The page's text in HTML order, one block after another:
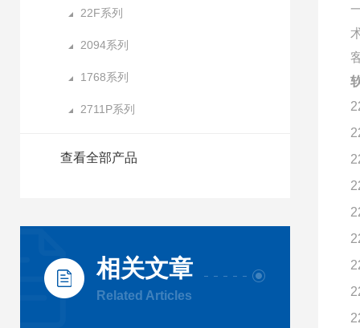
22F系列
2094系列
1768系列
2711P系列
查看全部产品
相关文章
Related Articles